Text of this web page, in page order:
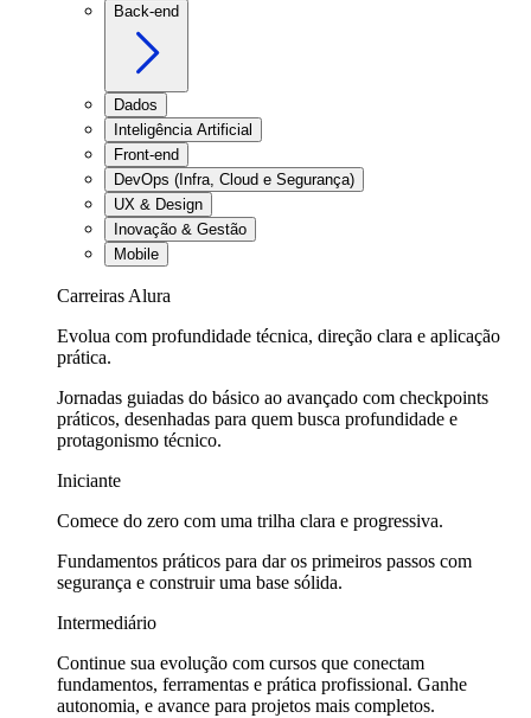
Back-end
Dados
Inteligência Artificial
Front-end
DevOps (Infra, Cloud e Segurança)
UX & Design
Inovação & Gestão
Mobile
Carreiras Alura
Evolua com profundidade técnica, direção clara e aplicação
prática.
Jornadas guiadas do básico ao avançado com checkpoints
práticos, desenhadas para quem busca profundidade e
protagonismo técnico.
Iniciante
Comece do zero com uma trilha clara e progressiva.
Fundamentos práticos para dar os primeiros passos com
segurança e construir uma base sólida.
Intermediário
Continue sua evolução com cursos que conectam
fundamentos, ferramentas e prática profissional. Ganhe
autonomia, e avance para projetos mais completos.